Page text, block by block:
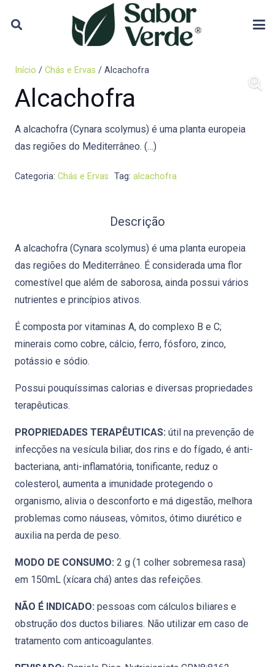
Início / Chás e Ervas / Alcachofra
Alcachofra
A alcachofra (Cynara scolymus) é uma planta europeia
das regiões do Mediterrâneo. (…)
Categoria: Chás e Ervas Tag: alcachofra
Descrição
A alcachofra (Cynara scolymus) é uma planta europeia
das regiões do Mediterrâneo. É considerada uma flor
comestível que além de saborosa, ainda possui vários
nutrientes e princípios ativos.
É composta por vitaminas A, do complexo B e C;
minerais como cobre, cálcio, ferro, fósforo, zinco,
potássio e sódio.
Possui pouquíssimas calorias e diversas propriedades
terapêuticas.
PROPRIEDADES TERAPÊUTICAS: útil na prevenção de
infecções na vesícula biliar, dos rins e do fígado, é anti-
bacteriana, anti-inflamatória, tonificante, reduz o
colesterol, aumenta a imunidade protegendo o
organismo, alivia o desconforto e má digestão, melhora
problemas como náuseas, vômitos, ótimo diurético e
auxilia na perda de peso.
MODO DE CONSUMO: 2 g (1 colher sobremesa rasa)
em 150mL (xícara chá) antes das refeições.
NÃO É INDICADO: pessoas com cálculos biliares e
obstrução dos ductos biliares. Não utilizar em caso de
tratamento com anticoagulantes.